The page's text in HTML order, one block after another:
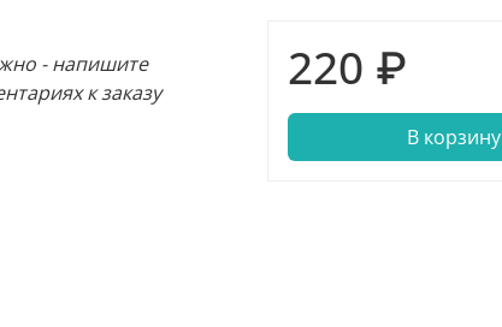
- напишите
к заказу
220 ₽
В корзину